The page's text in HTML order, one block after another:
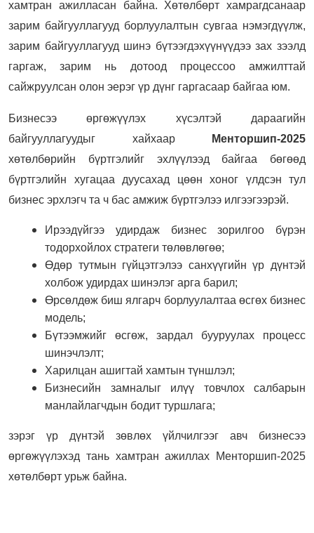
хамтран ажилласан байна. Хөтөлбөрт хамрагдсанаар
зарим байгууллагууд борлуулалтын сувгаа нэмэгдүүлж,
зарим байгууллагууд шинэ бүтээгдэхүүнүүдээ зах зээлд
гаргаж, зарим нь дотоод процессоо амжилттай
сайжруулсан олон эерэг үр дүнг гаргасаар байгаа юм.
Бизнесээ өргөжүүлэх хүсэлтэй дараагийн
байгууллагуудыг хайхаар
Менторшип-2025
хөтөлбөрийн бүртгэлийг эхлүүлээд байгаа бөгөөд
бүртгэлийн хугацаа дуусахад цөөн хоног үлдсэн тул
бизнес эрхлэгч та ч бас амжиж бүртгэлээ илгээгээрэй.
Ирээдүйгээ удирдаж бизнес зорилгоо бүрэн
тодорхойлох стратеги төлөвлөгөө;
Өдөр тутмын гүйцэтгэлээ санхүүгийн үр дүнтэй
холбож удирдах шинэлэг арга барил;
Өрсөлдөж биш ялгарч борлуулалтаа өсгөх бизнес
модель;
Бүтээмжийг өсгөж, зардал бууруулах процесс
шинэчлэлт;
Харилцан ашигтай хамтын түншлэл;
Бизнесийн замналыг илүү товчлох салбарын
манлайлагчдын бодит туршлага;
зэрэг үр дүнтэй зөвлөх үйлчилгээг авч бизнесээ
өргөжүүлэхэд тань хамтран ажиллах Менторшип-2025
хөтөлбөрт урьж байна.